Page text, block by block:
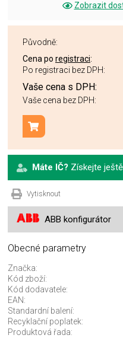
Zobrazit
Původně:
Cena po registraci:
Po registraci bez DPH:
Vaše cena s DPH:
Vaše cena bez DPH:
Přidat do košíku
Máte IČ? Získejte
Vytisknout
ABB konfigurátor
Obecné parametry
Značka:
Kód zboží:
Kód dodavatele:
EAN:
Standardní balení:
Recyklační poplatek:
Produktová řada: